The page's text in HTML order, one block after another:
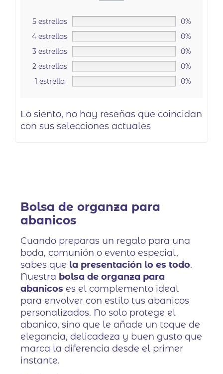
5 estrellas
0%
4 estrellas
0%
3 estrellas
0%
2 estrellas
0%
1 estrella
0%
Lo siento, no hay reseñas que coincidan
con sus selecciones actuales
Bolsa de organza para
abanicos
Cuando preparas un regalo para una
boda, comunión o evento especial,
sabes que la presentación lo es todo.
Nuestra bolsa de organza para
abanicos es el complemento ideal
para envolver con estilo tus abanicos
personalizados. No solo protege el
abanico, sino que le añade un toque de
elegancia, delicadeza y buen gusto que
marca la diferencia desde el primer
instante.